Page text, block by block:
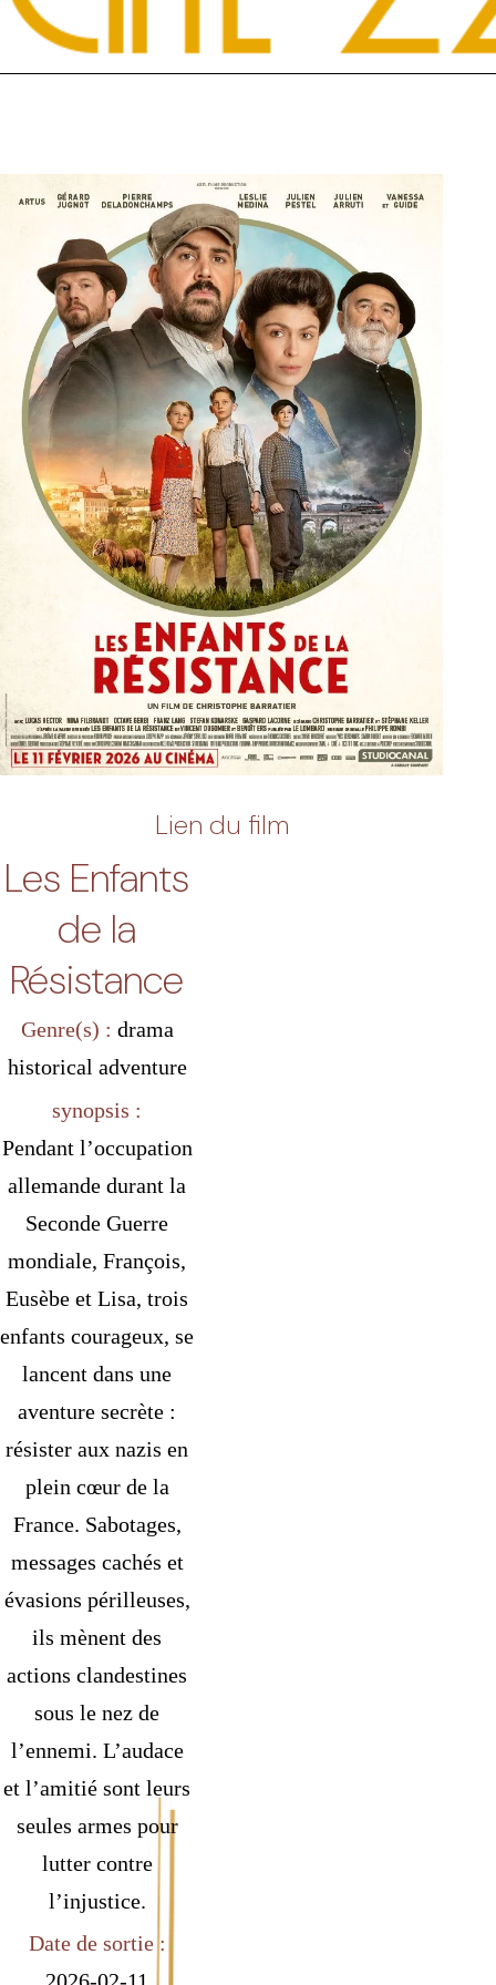
Lien du film
Les Enfants
de la
Résistance
Genre(s) : drama
historical adventure
synopsis :
Pendant l’occupation
allemande durant la
Seconde Guerre
mondiale, François,
Eusèbe et Lisa, trois
enfants courageux, se
lancent dans une
aventure secrète :
résister aux nazis en
plein cœur de la
France. Sabotages,
messages cachés et
évasions périlleuses,
ils mènent des
actions clandestines
sous le nez de
l’ennemi. L’audace
et l’amitié sont leurs
seules armes pour
lutter contre
l’injustice.
Date de sortie :